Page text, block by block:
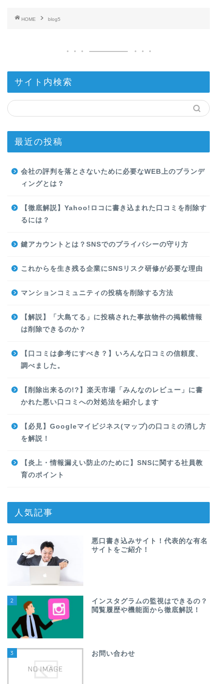
HOME blog5
サイト内検索
最近の投稿
会社の評判を落とさないために必要なWEB上のブランデ
ィングとは？
【徹底解説】Yahoo!ロコに書き込まれた口コミを削除す
るには？
鍵アカウントとは？SNSでのプライバシーの守り方
これからを生き残る企業にSNSリスク研修が必要な理由
マンションコミュニティの投稿を削除する方法
【解説】「大島てる」に投稿された事故物件の掲載情報
は削除できるのか？
【口コミは参考にすべき？】いろんな口コミの信頼度、
調べました。
【削除出来るの!?】楽天市場「みんなのレビュー」に書
かれた悪い口コミへの対処法を紹介します
【必見】Googleマイビジネス(マップ)の口コミの消し方
を解説！
【炎上・情報漏えい防止のために】SNSに関する社員教
育のポイント
人気記事
1
悪口書き込みサイト！代表的な有名
サイトをご紹介！
2
インスタグラムの監視はできるの？
閲覧履歴や機能面から徹底解説！
3 お問い合わせ